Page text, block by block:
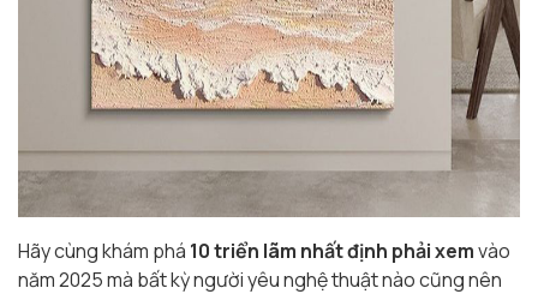
Hãy cùng khám phá 10 triển lãm nhất định phải xemvào
năm 2025 mà bất kỳ người yêu nghệ thuật nào cũng nên